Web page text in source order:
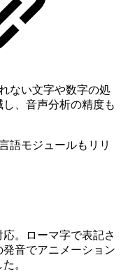
ない文字や数字の処
、音声分析の精度も
語モジュールもリリ
。ローマ字で表記さ
音でアニメーション
。